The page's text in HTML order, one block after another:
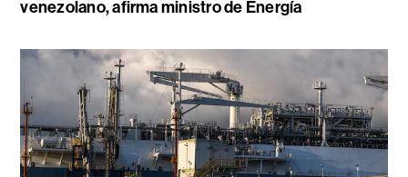
venezolano, afirma ministro de Energía